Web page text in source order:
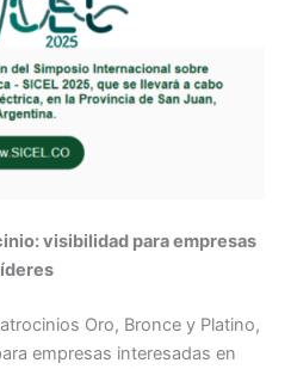
visibilidad para empresas
Oro, Bronce y Platino,
empresas interesadas en